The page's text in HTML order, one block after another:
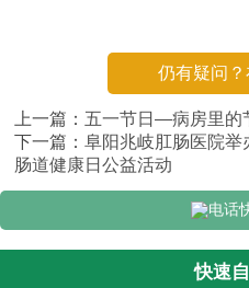
仍有疑问
上一篇： 五一节日—病房里的
下一篇：阜阳兆岐肛肠医院举
肠道健康日公益活动
电话
快速